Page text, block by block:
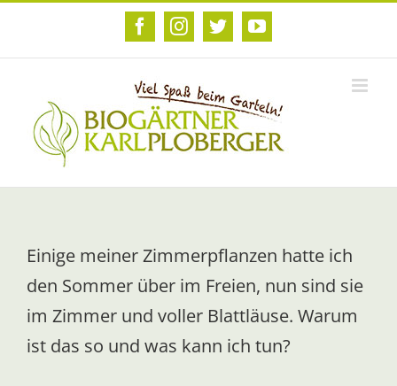
Zum
FacebookInstagram
TwitterYouTube
Einige meiner Zimmerpflanzen hatte ich
den Sommer über im Freien, nun sind sie
im Zimmer und voller Blattläuse. Warum
ist das so und was kann ich tun?